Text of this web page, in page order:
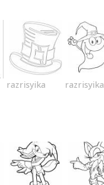
razrisyika razrisyika